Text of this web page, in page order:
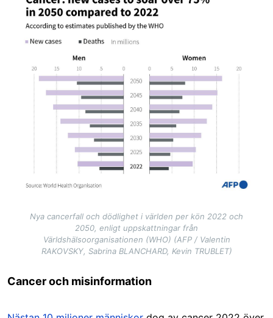
Nya cancerfall och dödlighet i världen per kön 2022 och
2050, enligt uppskattningar från
Världshälsoorganisationen (WHO) (AFP / Valentin
RAKOVSKY, Sabrina BLANCHARD, Kevin TRUBLET)
Cancer och misinformation